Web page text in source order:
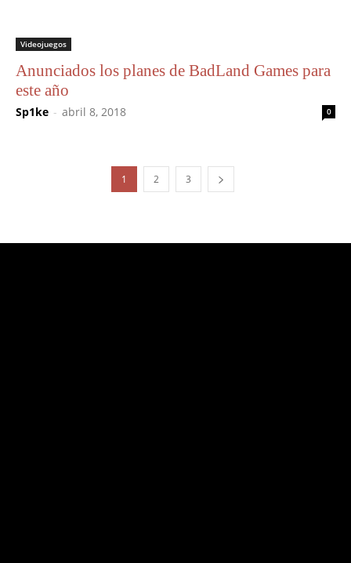
Videojuegos
Anunciados los planes de BadLand Games para
este año
Sp1ke - abril 8, 2018 0
1 2 3